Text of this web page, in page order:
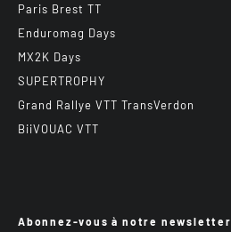
Paris Brest TT
Enduromag Days
MX2K Days
SUPERTROPHY
Grand Rallye VTT TransVerdon
BiiVOUAC VTT
Abonnez-vous à notre newsletter